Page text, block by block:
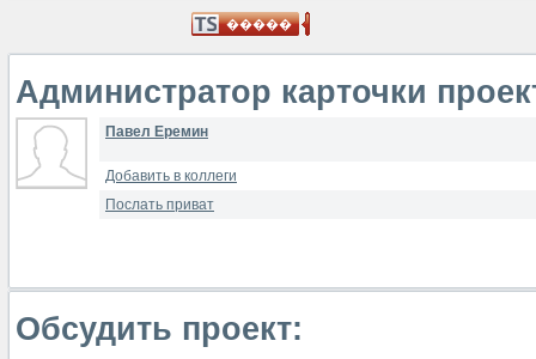
Администратор карточки
Павел Еремин
Добавить в коллеги
Послать приват
Обсудить проект: